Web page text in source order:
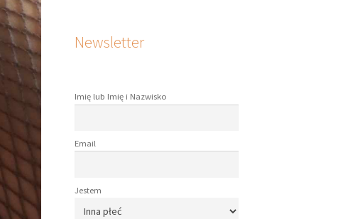
Newsletter
Imię lub Imię i Nazwisko
Email
Jestem